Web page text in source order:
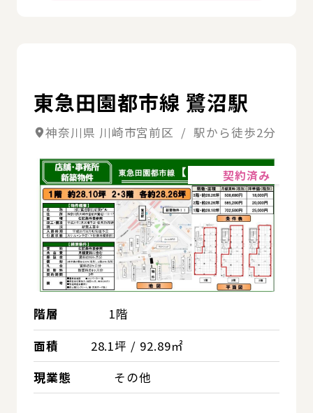
東急田園都市線 鷺沼駅
神奈川県 川崎市宮前区 / 駅から徒歩2分
契約済み
階層
1階
面積
28.1坪 / 92.89㎡
現業態
その他